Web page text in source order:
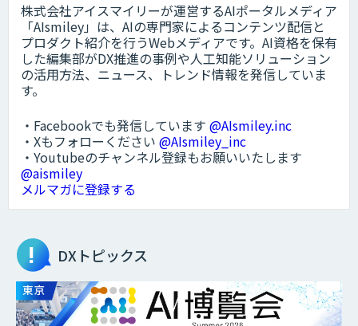
株式会社アイスマイリーが運営するAIポータルメディア
「AIsmiley」は、AIの専門家によるコンテンツ配信と
プロダクト紹介を行うWebメディアです。AI資格を保有
した編集部がDX推進の事例や人工知能ソリューション
の活用方法、ニュース、トレンド情報を発信していま
す。
・Facebookでも発信しています @AIsmiley.inc
・Xもフォローください @AIsmiley_inc
・Youtubeのチャンネル登録もお願いいたします
@aismiley
メルマガに登録する
DXトピックス